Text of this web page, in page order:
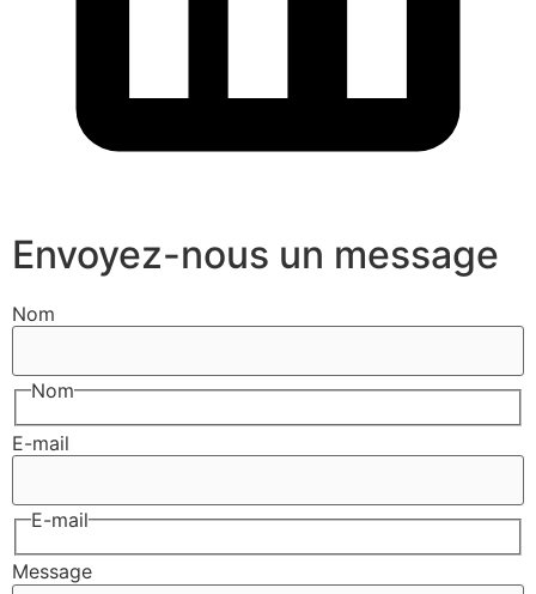
Envoyez-nous un message
Nom
Nom
E-mail
E-mail
Message